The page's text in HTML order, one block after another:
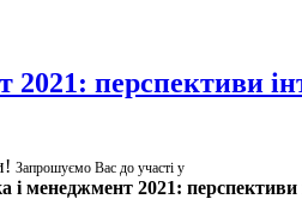
перспективи
Запрошуємо Вас до участі у
менеджмент 2021: перспективи